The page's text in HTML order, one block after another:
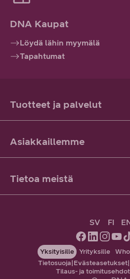
DNA Kaupat
Löydä lähin myymälä
Tapahtumat
Tuotteet ja palvelut
Asiakkaillemme
Tietoa meistä
SV FI
Yksityisille Yrityksille
Tietosuoja|Evästeasetukset|
Tilaus- ja toimitusehdot